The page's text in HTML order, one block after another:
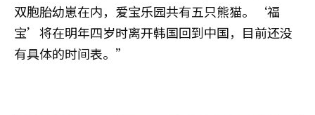
双胞胎幼崽在内，爱宝乐园共有五只熊猫。‘福
宝’将在明年四岁时离开韩国回到中国，目前还没
有具体的时间表。”